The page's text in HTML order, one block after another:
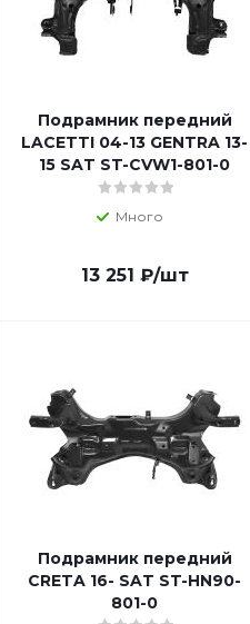
Подрамник передний
LACETTI 04-13 GENTRA 13-
15 SAT ST-CVW1-801-0
Много
13 251 ₽/шт
Подрамник передний
CRETA 16- SAT ST-HN90-
801-0